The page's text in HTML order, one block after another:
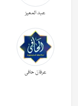
عبد المعیز
عرفان حافی